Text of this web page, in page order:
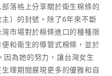
落格上分享關於衛生棉條的
〕的封號。除了6年來不斷
市場對於棉條進口的種種限
和衛生的導管式棉條，並於
為她的努力，讓台灣女生
理期間展現更多的優雅和自